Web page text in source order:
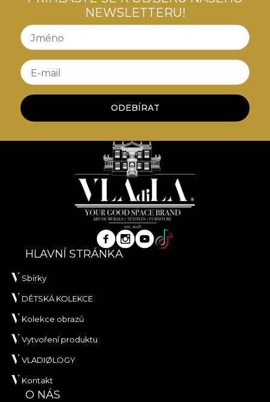
NEWSLETTERU!
Jméno
E-mail
ODEBÍRAT
HLAVNÍ STRÁNKA
Sbírky
DĚTSKÁ KOLEKCE
Kolekce obrazů
Vytvoření produktu
VLADIØLOGY
Kontakt
O NÁS